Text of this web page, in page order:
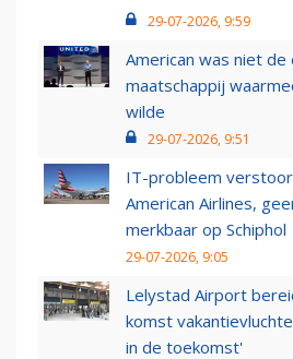
29-07-2026, 9:59
American was niet de
maatschappij
wilde
29-07-2026, 9:51
IT-probleem
American Airlines,
merkbaar op Schiphol
29-07-2026, 9:05
Lelystad Airport
komst
in de toekomst'